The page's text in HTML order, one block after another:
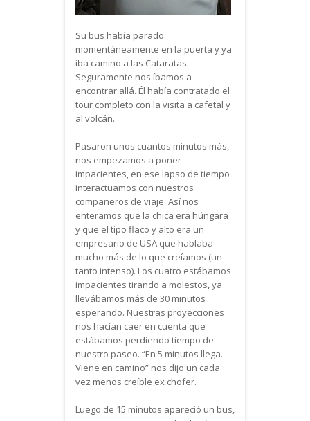
Su bus había parado
momentáneamente en la puerta y ya
iba camino a las Cataratas.
Seguramente nos íbamos a
encontrar allá. Él había contratado el
tour completo con la visita a cafetal y
al volcán.
Pasaron unos cuantos minutos más,
nos empezamos a poner
impacientes, en ese lapso de tiempo
interactuamos con nuestros
compañeros de viaje. Así nos
enteramos que la chica era húngara
y que el tipo flaco y alto era un
empresario de USA que hablaba
mucho más de lo que creíamos (un
tanto intenso). Los cuatro estábamos
impacientes tirando a molestos, ya
llevábamos más de 30 minutos
esperando. Nuestras proyecciones
nos hacían caer en cuenta que
estábamos perdiendo tiempo de
nuestro paseo. “En 5 minutos llega.
Viene en camino” nos dijo un cada
vez menos creíble ex chofer.
Luego de 15 minutos apareció un bus,